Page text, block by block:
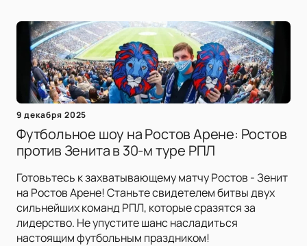
9 декабря 2025
Футбольное шоу на Ростов Арене: Ростов
против Зенита в 30-м туре РПЛ
Готовьтесь к захватывающему матчу Ростов - Зенит
на Ростов Арене! Станьте свидетелем битвы двух
сильнейших команд РПЛ, которые сразятся за
лидерство. Не упустите шанс насладиться
настоящим футбольным праздником!